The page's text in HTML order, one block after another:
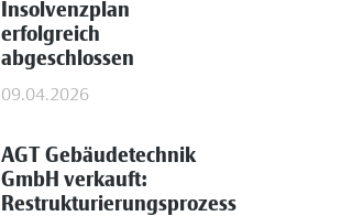
Insolvenzplan
erfolgreich
abgeschlossen
09.04.2026
AGT Gebäudetechnik
GmbH verkauft:
Restrukturierungsprozess